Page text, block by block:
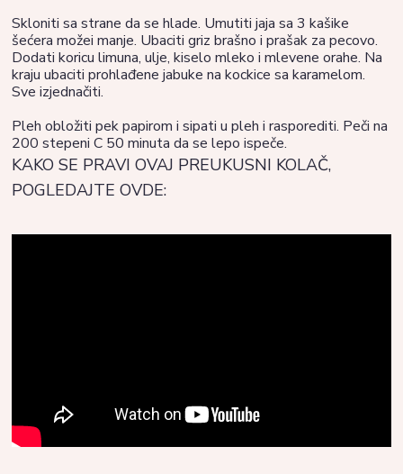
Skloniti sa strane da se hlade. Umutiti jaja sa 3 kašike
šećera možei manje. Ubaciti griz brašno i prašak za pecovo.
Dodati koricu limuna, ulje, kiselo mleko i mlevene orahe. Na
kraju ubaciti prohlađene jabuke na kockice sa karamelom.
Sve izjednačiti.
Pleh obložiti pek papirom i sipati u pleh i rasporediti. Peči na
200 stepeni C 50 minuta da se lepo ispeče.
KAKO SE PRAVI OVAJ PREUKUSNI KOLAČ,
POGLEDAJTE OVDE: